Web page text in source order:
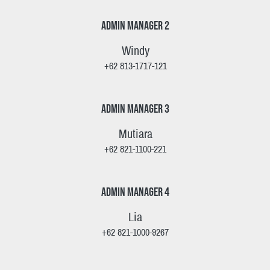
Admin Manager 2
Windy
+62 813-1717-121
Admin Manager 3
Mutiara
+62 821-1100-221
ADMIN MANAGER 4
Lia
+62 821-1000-9267